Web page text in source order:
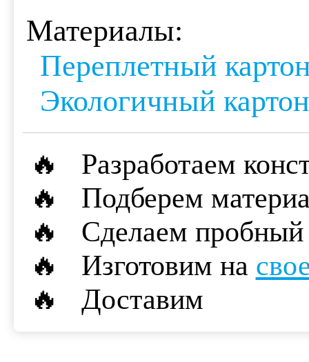
Материалы:
Переплетный
Экологичный
🔥 Разработаем
🔥 Подберем
🔥 Сделаем пробный
🔥 Изготовим на
🔥 Доставим